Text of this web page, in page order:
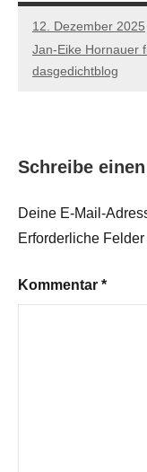
12. Dezember 2025
Jan-Eike Hornauer
dasgedichtblog
Schreibe
Deine E-Mail-
Erforderliche
Kommentar *